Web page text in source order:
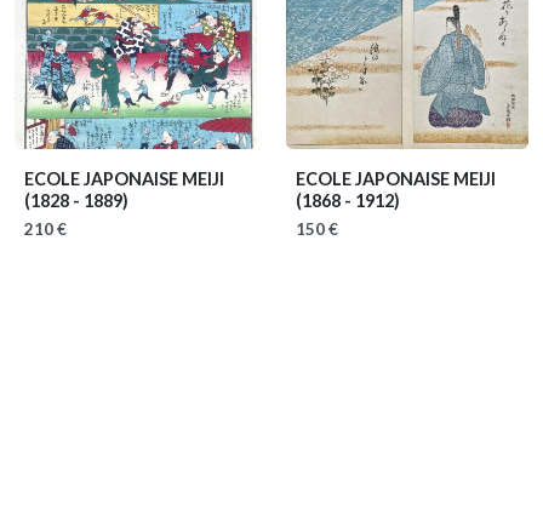
ECOLE JAPONAISE MEIJI
(1828 - 1889)
210 €
ECOLE JAPONAISE MEIJI
(1868 - 1912)
150 €